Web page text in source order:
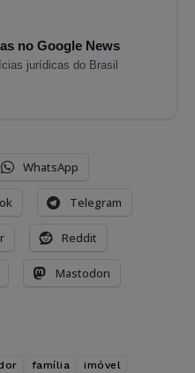
no Google News
jurídicas do Brasil
WhatsApp
Telegram
Reddit
Mastodon
família
imóvel